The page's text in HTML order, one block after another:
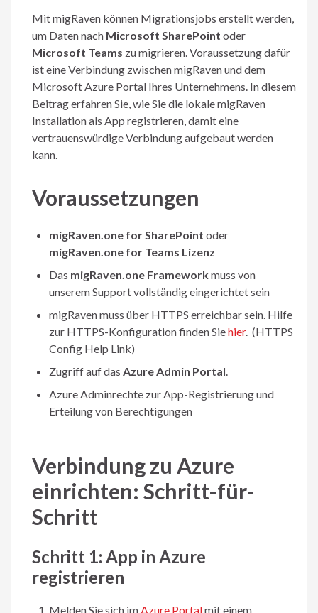
Mit migRaven können Migrationsjobs erstellt werden,
um Daten nach Microsoft SharePoint oder
Microsoft Teams zu migrieren. Voraussetzung dafür
ist eine Verbindung zwischen migRaven und dem
Microsoft Azure Portal Ihres Unternehmens. In diesem
Beitrag erfahren Sie, wie Sie die lokale migRaven
Installation als App registrieren, damit eine
vertrauenswürdige Verbindung aufgebaut werden
kann.
Voraussetzungen
migRaven.one for SharePoint oder
migRaven.one for Teams Lizenz
Das migRaven.one Frameworkmuss von
unserem Support vollständig eingerichtet sein
migRaven muss über HTTPS erreichbar sein. Hilfe
zur HTTPS-Konfiguration finden Siehier. (HTTPS
Config Help Link)
Zugriff auf das Azure Admin Portal.
Azure Adminrechte zur App-Registrierung und
Erteilung von Berechtigungen
Verbindung zu Azure
einrichten: Schritt-für-
Schritt
Schritt 1: App in Azure
registrieren
Melden Sie sich imAzure Portalmit einem